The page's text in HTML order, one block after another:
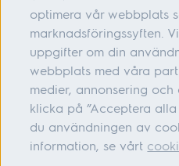
Om oss
Hjälp
Följ oss
optimera vår webbplats
marknadsföringssyften.
uppgifter om din
webbplats med våra
medier, annonsering
klicka på ”Acceptera
du användningen av
information, se vårt